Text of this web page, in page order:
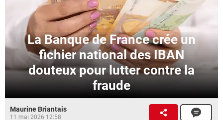
La Banque de France crée un
fichier national des IBAN
douteux pour lutter contre la
fraude
Maurine Briantais
11 mai 2026 12:58